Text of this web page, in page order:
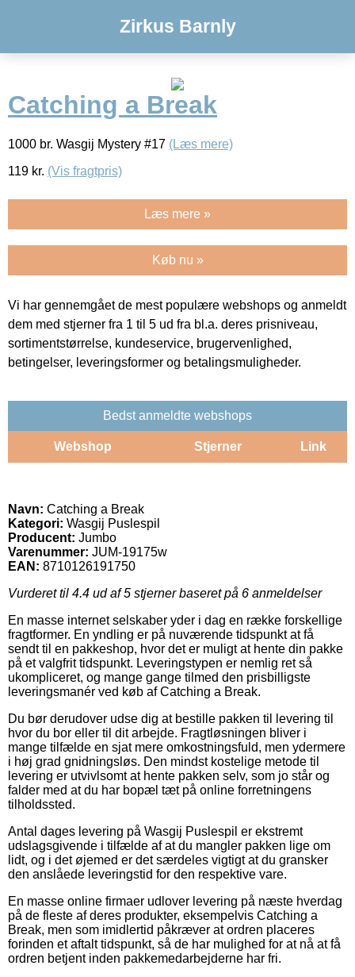
Zirkus Barnly
Catching a Break
1000 br. Wasgij Mystery #17 (Læs mere)
119 kr. (Vis fragtpris)
Læs mere »
Køb nu »
Vi har gennemgået de mest populære webshops og anmeldt
dem med stjerner fra 1 til 5 ud fra bl.a. deres prisniveau,
sortimentstørrelse, kundeservice, brugervenlighed,
betingelser, leveringsformer og betalingsmuligheder.
Bedst anmeldte webshops
Webshop Stjerner Link
Navn: Catching a Break
Kategori: Wasgij Puslespil
Producent: Jumbo
Varenummer: JUM-19175w
EAN: 8710126191750
Vurderet til 4.4 ud af 5 stjerner baseret på 6 anmeldelser
En masse internet selskaber yder i dag en række forskellige
fragtformer. En yndling er på nuværende tidspunkt at få
sendt til en pakkeshop, hvor det er muligt at hente din pakke
på et valgfrit tidspunkt. Leveringstypen er nemlig ret så
ukompliceret, og mange gange tilmed den prisbilligste
leveringsmanér ved køb af Catching a Break.
Du bør derudover udse dig at bestille pakken til levering til
hvor du bor eller til dit arbejde. Fragtløsningen bliver i
mange tilfælde en sjat mere omkostningsfuld, men ydermere
i høj grad gnidningsløs. Den mindst kostelige metode til
levering er utvivlsomt at hente pakken selv, som jo står og
falder med at du har bopæl tæt på online forretningens
tilholdssted.
Antal dages levering på Wasgij Puslespil er ekstremt
udslagsgivende i tilfælde af at du mangler pakken lige om
lidt, og i det øjemed er det særdeles vigtigt at du gransker
den anslåede leveringstid for den respektive vare.
En masse online firmaer udlover levering på næste hverdag
på de fleste af deres produkter, eksempelvis Catching a
Break, men som imidlertid påkræver at ordren placeres
forinden et aftalt tidspunkt, så de har mulighed for at nå at få
ordren betjent inden pakkemedarbejderne har fri.